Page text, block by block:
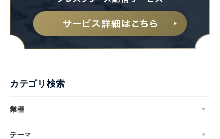
カテゴリ検索
業種
テーマ